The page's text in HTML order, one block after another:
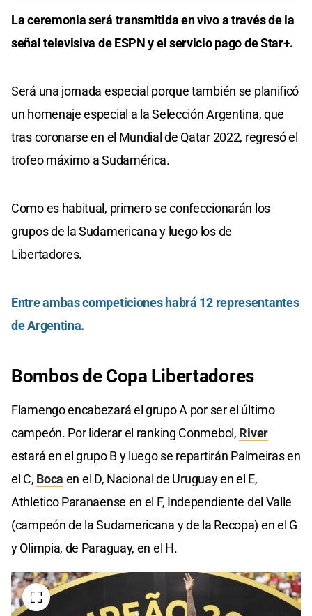
La ceremonia será transmitida en vivo a través de la
señal televisiva de ESPN y el servicio pago de Star+.
Será una jornada especial porque también se planificó
un homenaje especial a la Selección Argentina, que
tras coronarse en el Mundial de Qatar 2022, regresó el
trofeo máximo a Sudamérica.
Como es habitual, primero se confeccionarán los
grupos de la Sudamericana y luego los de
Libertadores.
Entre ambas competiciones habrá 12 representantes
de Argentina.
Bombos de Copa Libertadores
Flamengo encabezará el grupo A por ser el último
campeón. Por liderar el ranking Conmebol, River
estará en el grupo B y luego se repartirán Palmeiras en
el C, Boca en el D, Nacional de Uruguay en el E,
Athletico Paranaense en el F, Independiente del Valle
(campeón de la Sudamericana y de la Recopa) en el G
y Olimpia, de Paraguay, en el H.